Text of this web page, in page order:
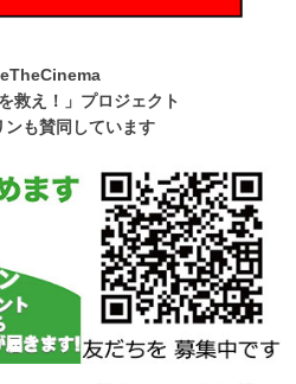
救え！」プロジェクト
ンも賛同しています